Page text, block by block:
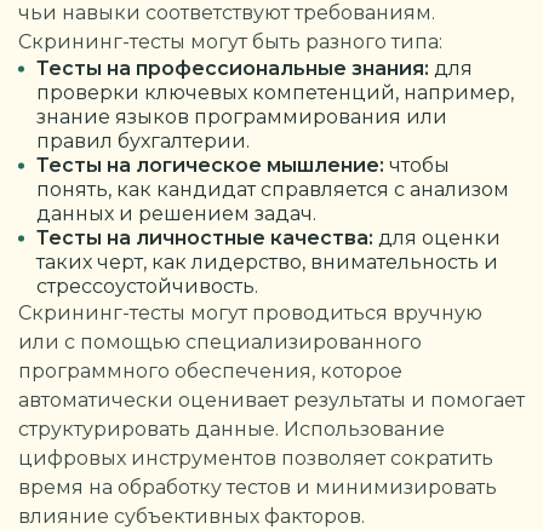
чьи навыки соответствуют требованиям.
Скрининг-тесты могут быть разного типа:
Тесты на профессиональные знания: для
проверки ключевых компетенций, например,
знание языков программирования или
правил бухгалтерии.
Тесты на логическое мышление: чтобы
понять, как кандидат справляется с анализом
данных и решением задач.
Тесты на личностные качества: для оценки
таких черт, как лидерство, внимательность и
стрессоустойчивость.
Скрининг-тесты могут проводиться вручную
или с помощью специализированного
программного обеспечения, которое
автоматически оценивает результаты и помогает
структурировать данные. Использование
цифровых инструментов позволяет сократить
время на обработку тестов и минимизировать
влияние субъективных факторов.